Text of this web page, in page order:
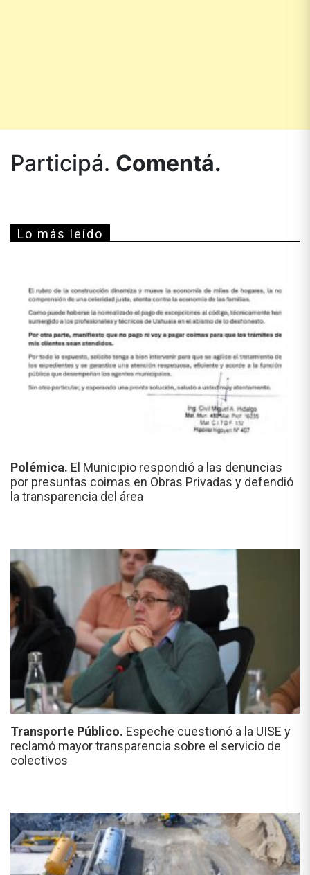
Participá. Comentá.
Lo más leído
Polémica. El Municipio respondió a las denuncias
por presuntas coimas en Obras Privadas y defendió
la transparencia del área
Transporte Público. Espeche cuestionó a la UISE y
reclamó mayor transparencia sobre el servicio de
colectivos